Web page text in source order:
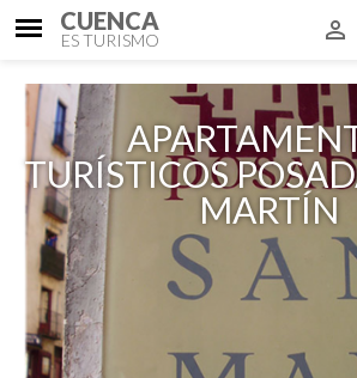
CUENCA
ES TURISMO person_outline
TURÍSTICOS
MARTÍN